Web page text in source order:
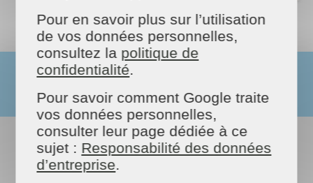
Pour en savoir plus sur l’utilisation
de vos données personnelles,
consultez la politique de
confidentialité
Pour savoir comment Google traite
vos données personnelles,
consulter leur page dédiée à ce
sujet : Responsabilité des données
d’entreprise